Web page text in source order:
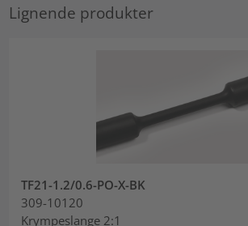
Lignende produkter
TF21-1.2/0.6-PO-X-BK
309-10120
Krympeslange 2:1